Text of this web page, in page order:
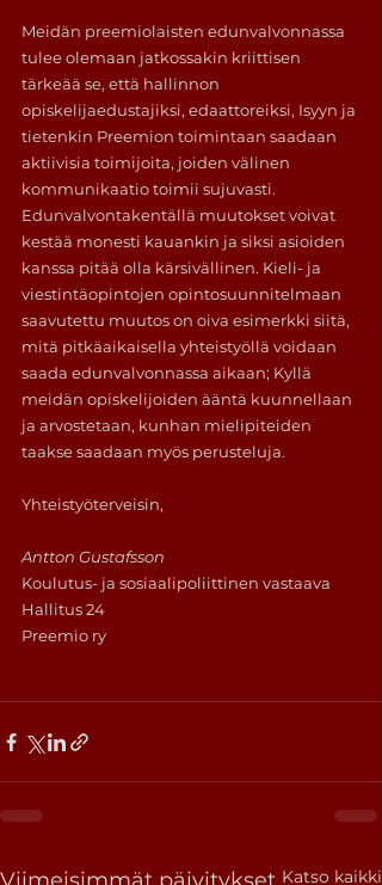
Meidän preemiolaisten edunvalvonnassa
tulee olemaan jatkossakin kriittisen
tärkeää se, että hallinnon
opiskelijaedustajiksi, edaattoreiksi, Isyyn ja
tietenkin Preemion toimintaan saadaan
aktiivisia toimijoita, joiden välinen
kommunikaatio toimii sujuvasti.
Edunvalvontakentällä muutokset voivat
kestää monesti kauankin ja siksi asioiden
kanssa pitää olla kärsivällinen. Kieli- ja
viestintäopintojen opintosuunnitelmaan
saavutettu muutos on oiva esimerkki siitä,
mitä pitkäaikaisella yhteistyöllä voidaan
saada edunvalvonnassa aikaan; Kyllä
meidän opiskelijoiden ääntä kuunnellaan
ja arvostetaan, kunhan mielipiteiden
taakse saadaan myös perusteluja.
Yhteistyöterveisin,
Antton Gustafsson
Koulutus- ja sosiaalipoliittinen vastaava
Hallitus 24
Preemio ry
Katso kaikki